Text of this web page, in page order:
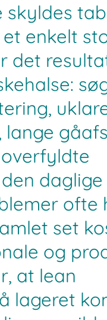
skyldes
enkelt
det
ofte
set
og
at lean
lageret